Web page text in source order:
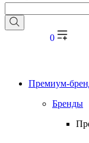
0
Премиум-
Бренды